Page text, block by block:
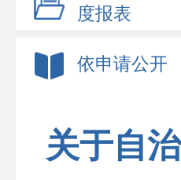
度报表
依申请公开
关于自